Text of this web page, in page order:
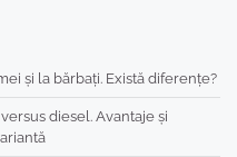
și la bărbați. Există diferențe?
diesel. Avantaje și